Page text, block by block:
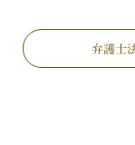
弁護士